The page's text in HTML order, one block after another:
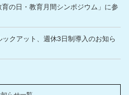
の日・教育月間シンポジウム」に参
クアット、週休3日制導入のお知ら